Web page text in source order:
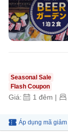
Seasonal Sale
Flash Coupon
Giá: 1 đêm |
Áp dụng mã giảm